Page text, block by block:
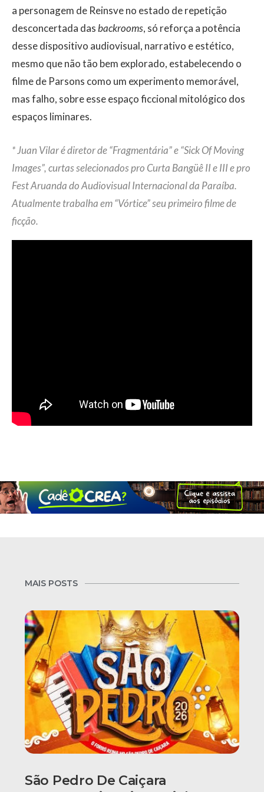
a personagem de Reinsve no estado de repetição
desconcertada dasbackrooms, só reforça a potência
desse dispositivo audiovisual, narrativo e estético,
mesmo que não tão bem explorado, estabelecendo o
filme de Parsons como um experimento memorável,
mas falho, sobre esse espaço ficcional mitológico dos
espaços liminares.
* Juan Vilar é diretor de “Fragmentária” e “Sick Of Moving
Images”, curtas selecionados pro Curta Bangüê II e III e pro
Fest Aruanda do Audiovisual Internacional da Paraíba.
Atualmente trabalha em “Vórtice” seu primeiro filme de
ficção.
MAIS POSTS
São Pedro De Caiçara